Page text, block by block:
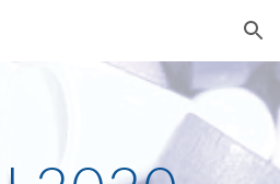
Skip to navigation